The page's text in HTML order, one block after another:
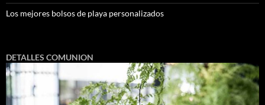
Los mejores bolsos de playa personalizados
DETALLES COMUNION